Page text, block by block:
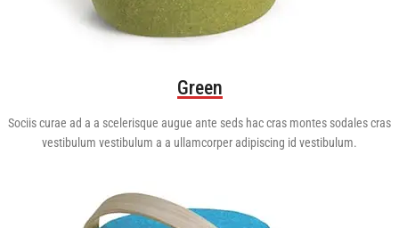
Green
Sociis curae ad a a scelerisque augue ante seds hac cras montes sodales cras
vestibulum vestibulum a a ullamcorper adipiscing id vestibulum.